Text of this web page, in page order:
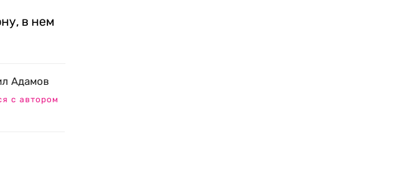
в нем
Адамов
с автором